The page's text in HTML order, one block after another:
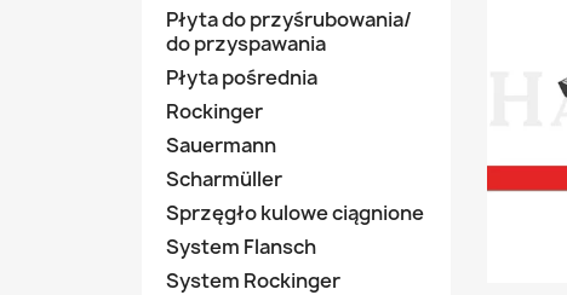
Płyta do przyśrubowania/
do przyspawania
Płyta pośrednia
Rockinger
Sauermann
Scharmüller
Sprzęgło kulowe ciągnione
System Flansch
System Rockinger